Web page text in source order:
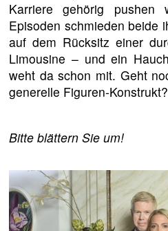
Karriere gehörig
Episoden schmieden beide
auf dem Rücksitz einer
Limousine – und ein
weht da schon mit. Geht
generelle Figuren-Konstrukt?
Bitte blättern Sie um!